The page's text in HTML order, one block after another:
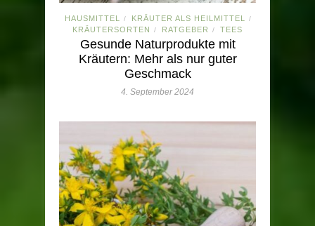
HAUSMITTEL / KRÄUTER ALS HEILMITTEL /
KRÄUTERSORTEN / RATGEBER / TEES
Gesunde Naturprodukte mit
Kräutern: Mehr als nur guter
Geschmack
4. September 2024